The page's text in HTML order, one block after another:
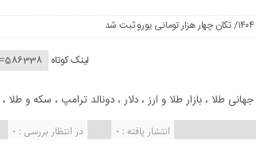
لینک کوتاه
جهانی طلا ،بازار طلا و ارز ،دلار ،دونالد ترامپ ، سکه و طلا
در انتظار بررسی : 0 انتشار یافته : 0